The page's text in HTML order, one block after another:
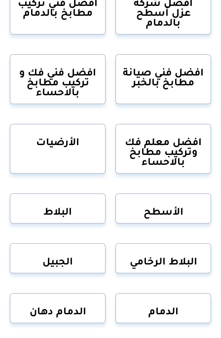
عزل أسطح
بالدمام
مطابخ بالدمام
افضل فني صيانة
مطابخ بالخبر
افضل فني فك و
تركيب مطابخ
بالاحساء
افضل معلم فك
وتركيب مطابخ
بالاحساء
الأرضيات
الأسطح البلاط
البلاط الرخامي الجبيل
الدمام الدمام دهان